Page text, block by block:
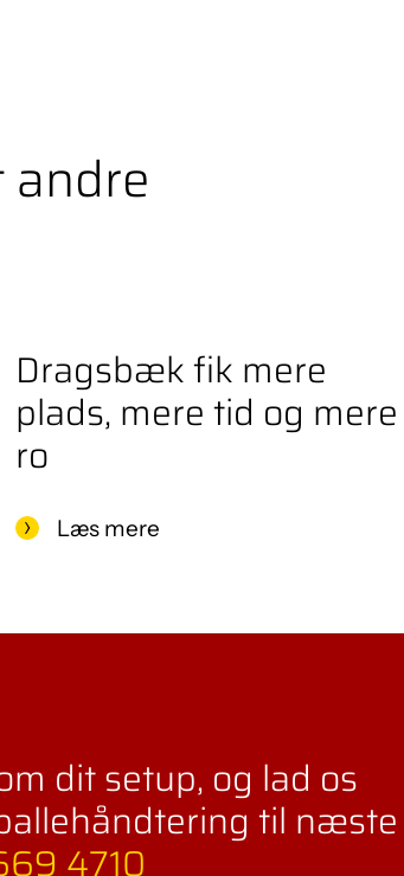
Dragsbæk fik mere
plads, mere tid og mere
ro
Læs mere
dit setup, og lad os
til næste
4710